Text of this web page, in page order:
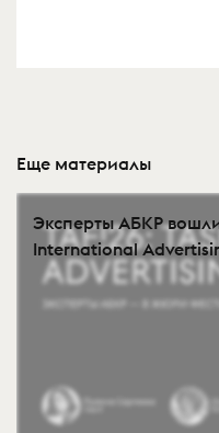
Еще материалы
Эксперты АБКР
International